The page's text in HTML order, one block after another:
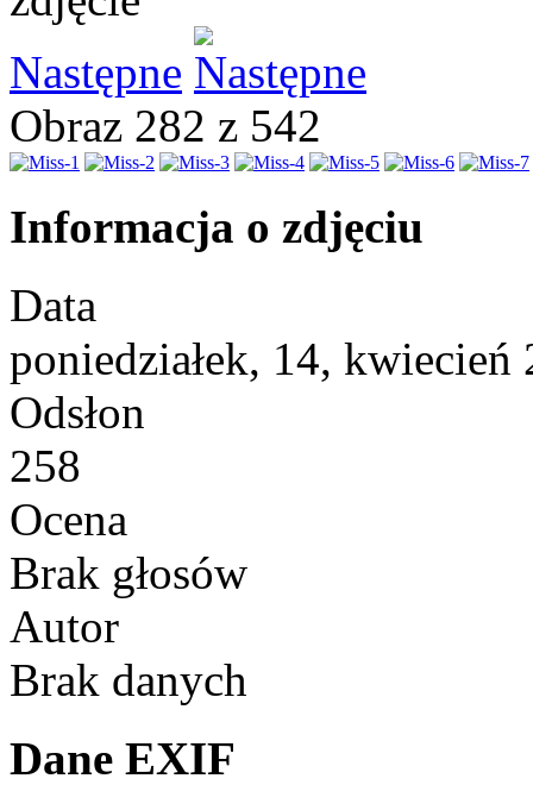
Następne
Obraz 282 z 542
Informacja o zdjęciu
Data
poniedziałek, 14, kwiecień
Odsłon
258
Ocena
Brak głosów
Autor
Brak danych
Dane EXIF